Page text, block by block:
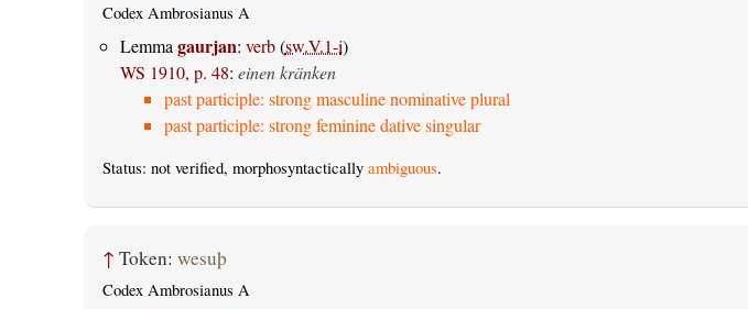
Codex Ambrosianus A
Lemmagaurjan: verb(sw.V.1-i)
WS 1910, p. 48: einen kränken
past participle: strong masculine nominative plural
past participle: strong feminine dative singular
Status: not verified, morphosyntactically ambiguous.
↑ Token: wesuþ
Codex Ambrosianus A